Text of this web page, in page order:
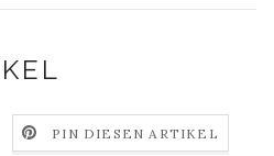
PIN DIESEN ARTIKEL